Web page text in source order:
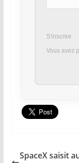
S'inscrire
Vous avez
SpaceX saisit